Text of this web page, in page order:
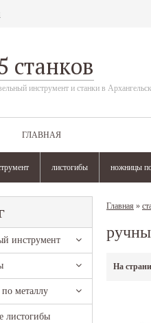
станков
инструмент и станки в
ГЛАВНАЯ
листогибы ножницы
инструмент
металлу
листогибы
Главная »
На